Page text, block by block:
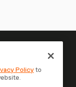
zu
jetzt
an, die mit
Policyto